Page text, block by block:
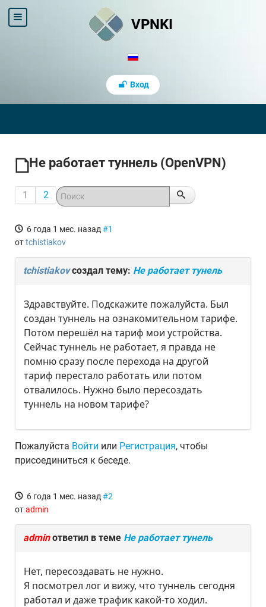
VPNKI
Вход
Не работает туннель (OpenVPN)
1 2
6 года 1 мес. назад #1
отtchistiakov
tchistiakovсоздал тему: Не работает тунель
Здравствуйте. Подскажите пожалуйста. Был
создан туннель на ознакомительном тарифе.
Потом перешёл на тариф мои устройства.
Сейчас туннель не работает, я правда не
помню сразу после перехода на другой
тариф перестало работать или потом
отвалилось. Нужно было пересоздать
туннель на новом тарифе?
Пожалуйста Войти или Регистрация, чтобы
присоединиться к беседе.
6 года 1 мес. назад #2
отadmin
adminответил в теме Не работает тунель
Нет, пересоздавать не нужно.
Я посмотрел лог и вижу, что туннель сегодня
работал и даже трафик какой-то ходил.